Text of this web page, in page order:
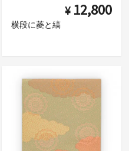
¥ 12,800
横段に菱と縞